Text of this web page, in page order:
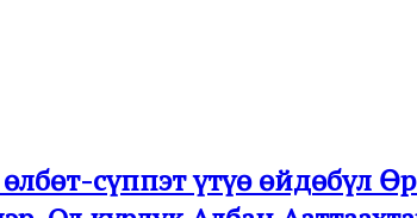
сүппэт үтүө өйдөбүл